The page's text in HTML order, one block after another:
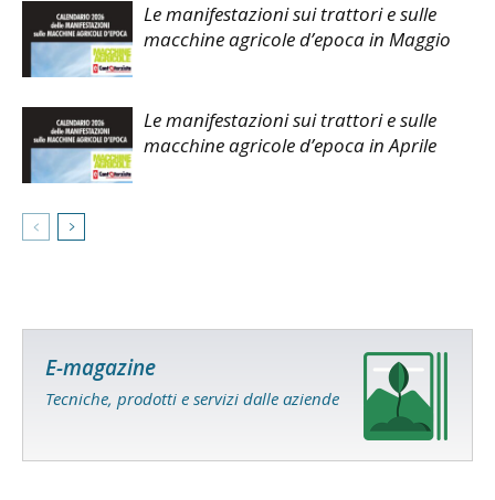
Le manifestazioni sui trattori e sulle
macchine agricole d’epoca in Maggio
Le manifestazioni sui trattori e sulle
macchine agricole d’epoca in Aprile
E-magazine
Tecniche, prodotti e servizi dalle aziende